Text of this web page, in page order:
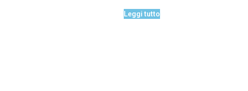
Leggi tutto